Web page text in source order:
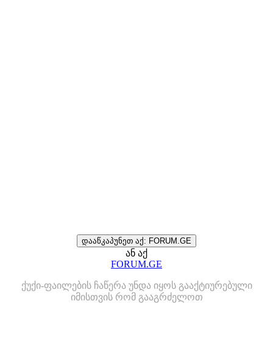
დააწკაპუნეთ აქ: FORUM.GE
ან აქ
FORUM.GE
ქუქი-ფაილების ჩაწერა უნდა იყოს გააქტიურებული
იმისთვის რომ გააგრძელოთ